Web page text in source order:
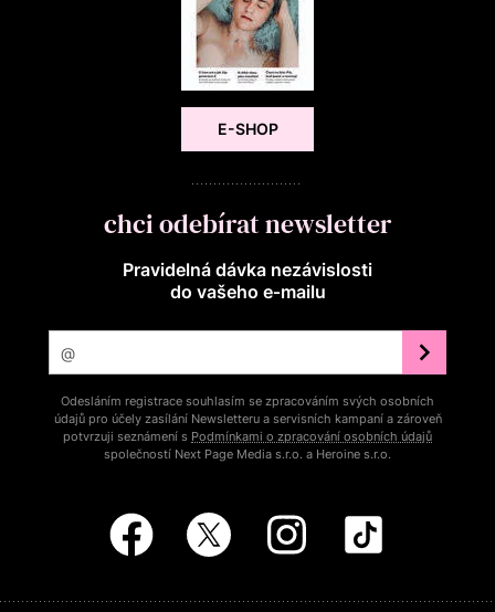
E-SHOP
chci odebírat newsletter
Pravidelná dávka nezávislosti
do vašeho e‑mailu
Odesláním registrace souhlasím se zpracováním svých osobních
údajů pro účely zasílání Newsletteru a servisních kampaní a zároveň
potvrzuji seznámení s Podmínkami o zpracování osobních údajů
společností Next Page Media s.r.o. a Heroine s.r.o.